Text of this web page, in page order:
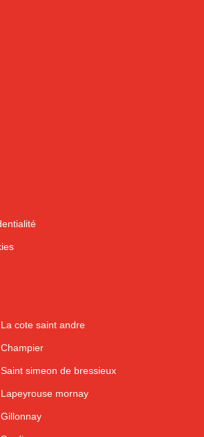
cote saint andre
simeon de bressieux
mornay